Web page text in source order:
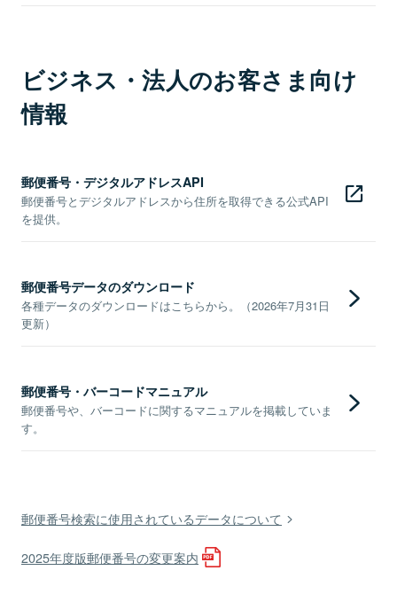
ビジネス・法人のお客さま向け
情報
郵便番号・デジタルアドレスAPI
郵便番号とデジタルアドレスから住所を取得できる公式API
を提供。
郵便番号データのダウンロード
各種データのダウンロードはこちらから。（2026年7月31日
更新）
郵便番号・バーコードマニュアル
郵便番号や、バーコードに関するマニュアルを掲載していま
す。
郵便番号検索に使用されているデータについて
2025年度版郵便番号の変更案内